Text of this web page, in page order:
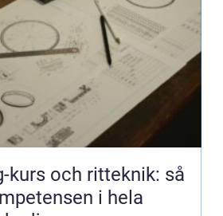
kurs och ritteknik: så
i hela